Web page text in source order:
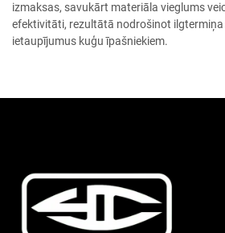
izmaksas, savukārt materiāla vieglums
efektivitāti, rezultātā nodrošinot
ietaupījumus kuģu īpašniekiem.